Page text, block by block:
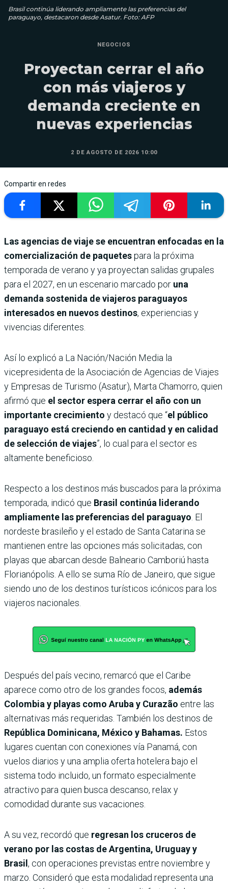
Brasil continúa liderando ampliamente las preferencias del
paraguayo, destacaron desde Asatur. Foto: AFP
NEGOCIOS
Proyectan cerrar el año
con más viajeros y
demanda creciente en
nuevas experiencias
2 DE AGOSTO DE 2026 10:00
Compartir en redes
Las agencias de viaje se encuentran enfocadas en la
comercialización de paquetespara la próxima
temporada de verano y ya proyectan salidas grupales
para el 2027, en un escenario marcado por una
demanda sostenida de viajeros paraguayos
interesados en nuevos destinos, experiencias y
vivencias diferentes.
Así lo explicó a La Nación/Nación Media la
vicepresidenta de la Asociación de Agencias de Viajes
y Empresas de Turismo (Asatur), Marta Chamorro, quien
afirmó que el sector espera cerrar el año con un
importante crecimiento y destacó que “el público
paraguayo está creciendo en cantidad y en calidad
de selección de viajes”, lo cual para el sector es
altamente beneficioso.
Respecto a los destinos más buscados para la próxima
temporada, indicó que Brasil continúa liderando
ampliamente las preferencias del paraguayo . El
nordeste brasileño y el estado de Santa Catarina se
mantienen entre las opciones más solicitadas, con
playas que abarcan desde Balneario Camboriú hasta
Florianópolis. A ello se suma Río de Janeiro, que sigue
siendo uno de los destinos turísticos icónicos para los
viajeros nacionales.
Después del país vecino, remarcó que el Caribe
aparece como otro de los grandes focos, además
Colombia y playas como Aruba y Curazão entre las
alternativas más requeridas. También los destinos de
República Dominicana, México y Bahamas. Estos
lugares cuentan con conexiones vía Panamá, con
vuelos diarios y una amplia oferta hotelera bajo el
sistema todo incluido, un formato especialmente
atractivo para quien busca descanso, relax y
comodidad durante sus vacaciones.
A su vez, recordó que regresan los cruceros de
verano por las costas de Argentina, Uruguay y
Brasil, con operaciones previstas entre noviembre y
marzo. Consideró que esta modalidad representa una